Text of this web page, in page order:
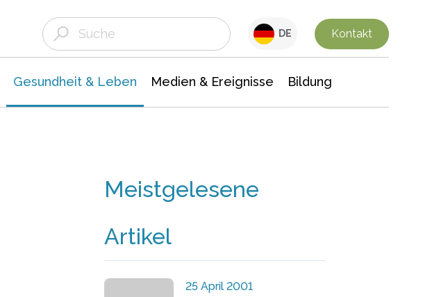
DE Kontakt
Gesundheit & Leben Medien & Ereignisse Bildung
Meistgelesene
Artikel
25 April 2001